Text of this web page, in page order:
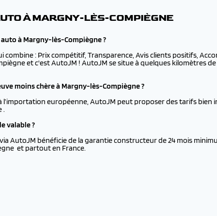
À MARGNY-LÈS-COMPIÈGNE
à Margny-lès-Compiègne ?
combine : Prix compétitif, Transparence, Avis clients positifs,
et c'est AutoJM ! AutoJM se situe à quelques kilomètres
moins chère à Margny-lès-Compiègne ?
l’importation européenne, AutoJM peut proposer des tarifs bien
.
valable ?
AutoJM bénéficie de la garantie constructeur de 24 mois
et partout en France.